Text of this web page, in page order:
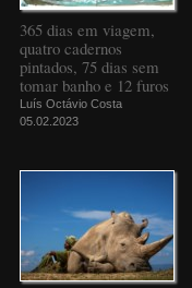
365 dias em viagem,
quatro cadernos
pintados, 75 dias sem
tomar banho e 12 furos
Luís Octávio Costa
05.02.2023